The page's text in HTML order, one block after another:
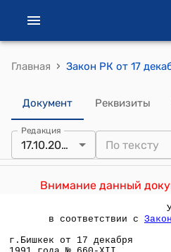
Главная ›
Документ Реквизиты
Редакция
17.10.2008
Внимание данный